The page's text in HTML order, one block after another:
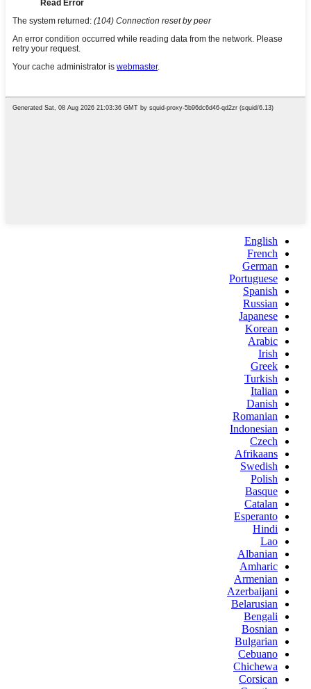
English
French
German
Portuguese
Spanish
Russian
Japanese
Korean
Arabic
Irish
Greek
Turkish
Italian
Danish
Romanian
Indonesian
Czech
Afrikaans
Swedish
Polish
Basque
Catalan
Esperanto
Hindi
Lao
Albanian
Amharic
Armenian
Azerbaijani
Belarusian
Bengali
Bosnian
Bulgarian
Cebuano
Chichewa
Corsican